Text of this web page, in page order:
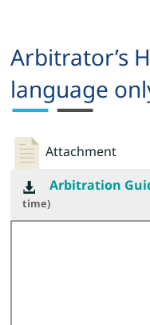
Arbitrator’s
language
Attachment
Arbitration
time)